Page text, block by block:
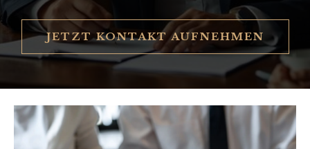
JETZT KONTAKT AUFNEHMEN